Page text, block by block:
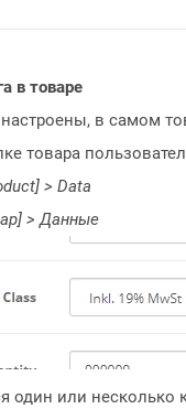
в товаре
в самом
товара
> Data
> Данные
один или